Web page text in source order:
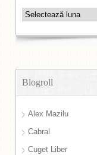
Arhive
Blogroll
Alex Mazilu
Cabral
Cuget Liber